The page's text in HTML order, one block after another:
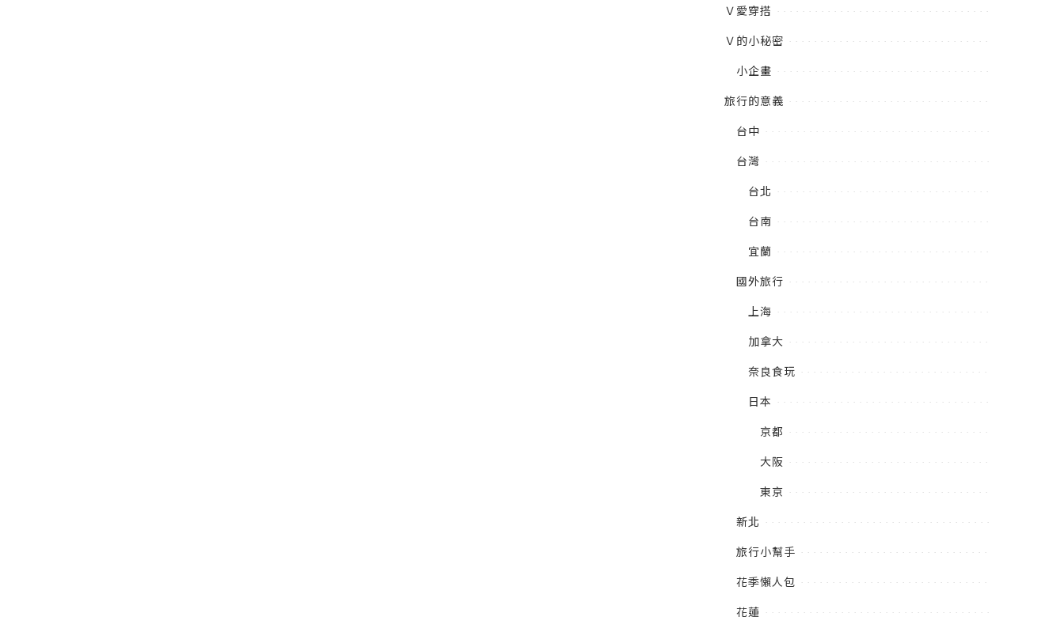
Ｖ愛穿搭
Ｖ的小秘密
小企畫
旅行的意義
台中
台灣
台北
台南
宜蘭
國外旅行
上海
加拿大
奈良食玩
日本
京都
大阪
東京
新北
旅行小幫手
花季懶人包
花蓮